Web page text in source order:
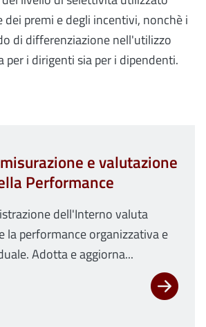
premi e degli incentivi, nonchè i
di differenziazione nell'utilizzo
per i dirigenti sia per i dipendenti.
e valutazione
Performance
dell'Interno valuta
la performance organizzativa e
Adotta e aggiorna...